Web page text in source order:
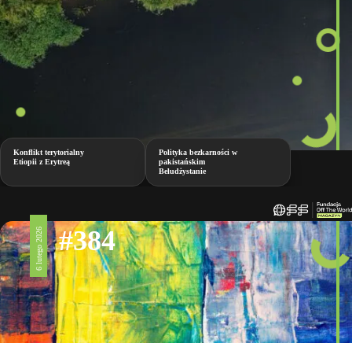
Konflikt terytorialny
Etiopii z Erytreą
Polityka bezkarności w
pakistańskim
Beludżystanie
6 lutego 2026 #384